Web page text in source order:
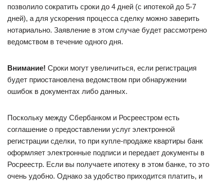
позволило сократить сроки до 4 дней (с ипотекой до 5-7
дней), а для ускорения процесса сделку можно заверить
нотариально. Заявление в этом случае будет рассмотрено
ведомством в течение одного дня.
Внимание! Сроки могут увеличиться, если регистрация
будет приостановлена ведомством при обнаружении
ошибок в документах либо данных.
Поскольку между Сбербанком и Росреестром есть
соглашение о предоставлении услуг электронной
регистрации сделки, то при купле-продаже квартиры банк
оформляет электронные подписи и передает документы в
Росреестр. Если вы получаете ипотеку в этом банке, то это
очень удобно. Однако за удобство приходится платить, и